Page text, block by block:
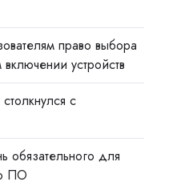
право выбора
устройств
с
обязательного для
ПО